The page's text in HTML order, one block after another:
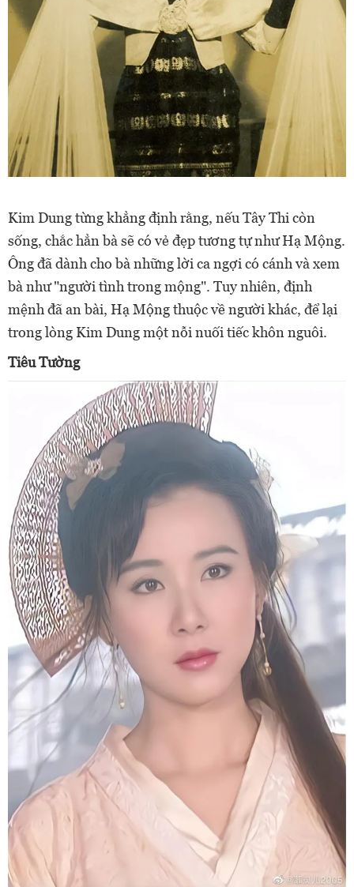
Kim Dung từng khẳng định rằng, nếu Tây Thi còn
sống, chắc hẳn bà sẽ có vẻ đẹp tương tự như Hạ Mộng.
Ông đã dành cho bà những lời ca ngợi có cánh và xem
bà như "người tình trong mộng". Tuy nhiên, định
mệnh đã an bài, Hạ Mộng thuộc về người khác, để lại
trong lòng Kim Dung một nỗi nuối tiếc khôn nguôi.
Tiêu Tường